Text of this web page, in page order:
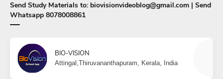
Send Study Materials to: biovisionvideoblog@gmail.com | Send
Whatsapp 8078008861
BIO-VISION
Attingal,Thiruvananthapuram, Kerala, India